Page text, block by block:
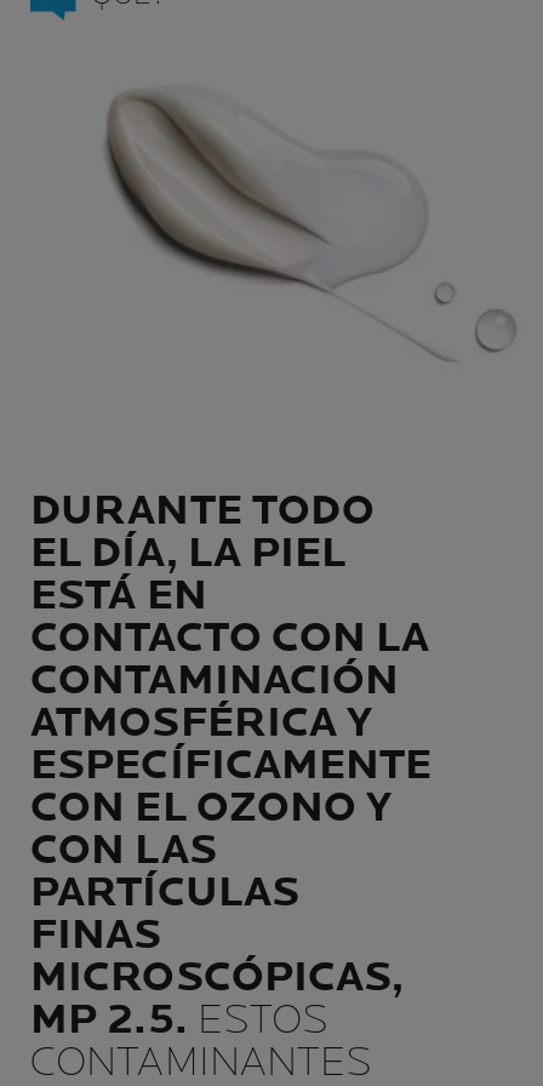
DURANTE TODO
EL DÍA, LA PIEL
ESTÁ EN
CONTACTO CON LA
CONTAMINACIÓN
ATMOSFÉRICA Y
ESPECÍFICAMENTE
CON EL OZONO Y
CON LAS
PARTÍCULAS
FINAS
MICROSCÓPICAS,
MP 2.5. ESTOS
CONTAMINANTES